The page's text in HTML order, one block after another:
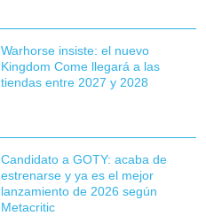
Warhorse insiste: el nuevo
Kingdom Come llegará a las
tiendas entre 2027 y 2028
Candidato a GOTY: acaba de
estrenarse y ya es el mejor
lanzamiento de 2026 según
Metacritic